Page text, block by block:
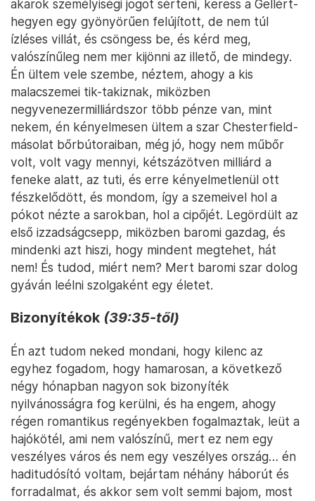
akarok személyiségi jogot sérteni, keress a Gellért-
hegyen egy gyönyörűen felújított, de nem túl
ízléses villát, és csöngess be, és kérd meg,
valószínűleg nem mer kijönni az illető, de mindegy.
Én ültem vele szembe, néztem, ahogy a kis
malacszemei tik-takiznak, miközben
negyvenezermilliárdszor több pénze van, mint
nekem, én kényelmesen ültem a szar Chesterfield-
másolat bőrbútoraiban, még jó, hogy nem műbőr
volt, volt vagy mennyi, kétszázötven milliárd a
feneke alatt, az tuti, és erre kényelmetlenül ott
fészkelődött, és mondom, így a szemeivel hol a
pókot nézte a sarokban, hol a cipőjét. Legördült az
első izzadságcsepp, miközben baromi gazdag, és
mindenki azt hiszi, hogy mindent megtehet, hát
nem! És tudod, miért nem? Mert baromi szar dolog
gyáván leélni szolgaként egy életet.
Bizonyítékok (39:35-től)
Én azt tudom neked mondani, hogy kilenc az
egyhez fogadom, hogy hamarosan, a következő
négy hónapban nagyon sok bizonyíték
nyilvánosságra fog kerülni, és ha engem, ahogy
régen romantikus regényekben fogalmaztak, leüt a
hajókötél, ami nem valószínű, mert ez nem egy
veszélyes város és nem egy veszélyes ország… én
haditudósító voltam, bejártam néhány háborút és
forradalmat, és akkor sem volt semmi bajom, most